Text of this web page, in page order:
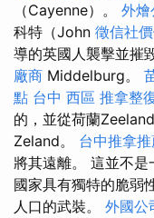
（Cayenne）。 外燴
科特（John 徵信社
導的英國人襲擊並摧
廠商 Middelburg。
點 台中 西區 推拿整
的，並從荷蘭
Zeland。 台中推拿
將其遠離。 這並不
國家具有獨特的脆弱
人口的武裝。 外國公